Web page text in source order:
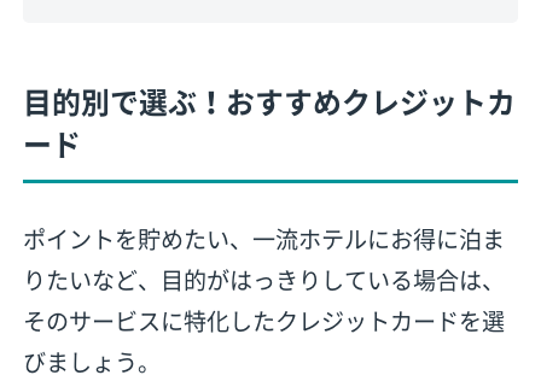
目的別で選ぶ！おすすめクレジットカ
ード
ポイントを貯めたい、一流ホテルにお得に泊ま
りたいなど、目的がはっきりしている場合は、
そのサービスに特化したクレジットカードを選
びましょう。